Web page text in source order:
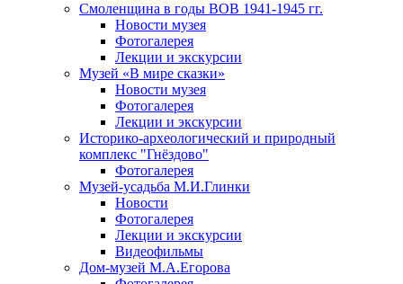
Смоленщина в годы ВОВ 1941-1945 гг.
Новости музея
Фотогалерея
Лекции и экскурсии
Музей «В мире сказки»
Новости музея
Фотогалерея
Лекции и экскурсии
Историко-археологический и природный
комплекс "Гнёздово"
Фотогалерея
Музей-усадьба М.И.Глинки
Новости
Фотогалерея
Лекции и экскурсии
Видеофильмы
Дом-музей М.А.Егорова